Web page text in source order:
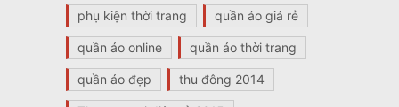
phụ kiện thời trang quần áo giá rẻ
quần áo online quần áo thời trang
quần áo đẹp thu đông 2014